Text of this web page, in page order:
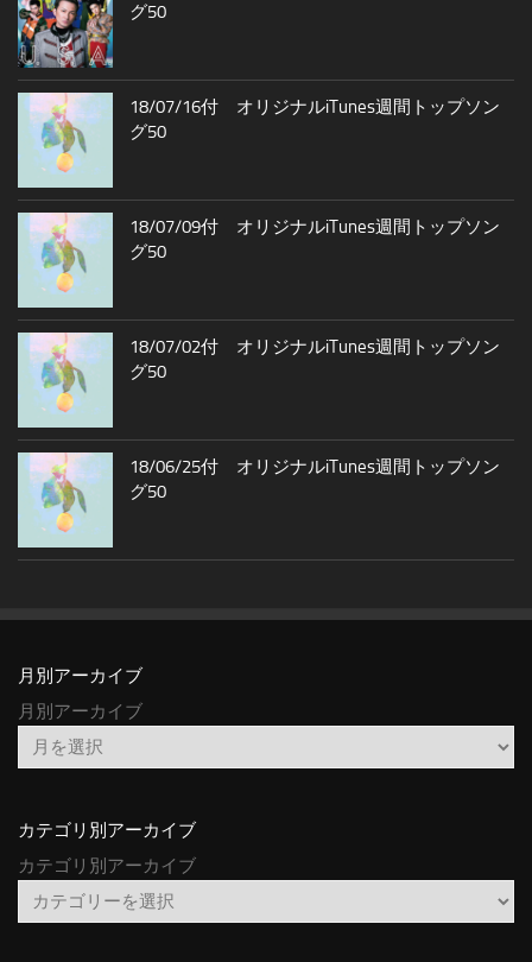
グ50
18/07/16付 オリジナルiTunes週間トップソン
グ50
18/07/09付 オリジナルiTunes週間トップソン
グ50
18/07/02付 オリジナルiTunes週間トップソン
グ50
18/06/25付 オリジナルiTunes週間トップソン
グ50
月別アーカイブ
月別アーカイブ
カテゴリ別アーカイブ
カテゴリ別アーカイブ